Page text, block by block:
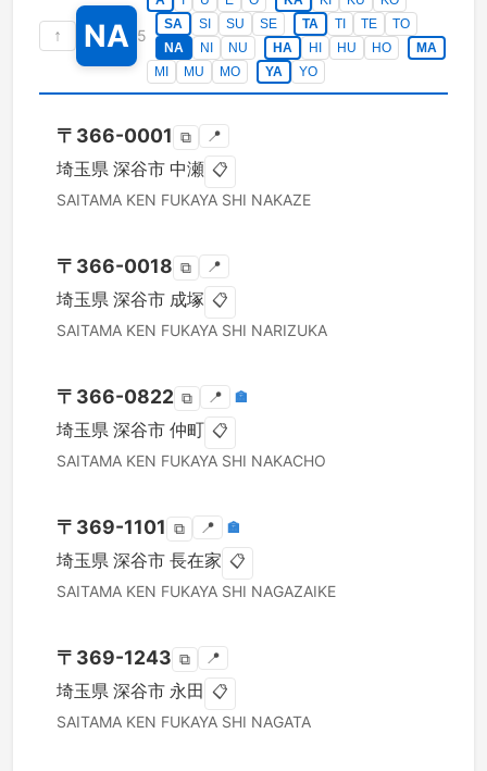
↑ NA 5
SA
SI SU SE TA TI TE
TO
NA
NI NU HA HI HU HO
MA
MI
MU MO YA YO
〒 366-0001 ⧉ 📍
埼玉県 深谷市 中瀬 📋
SAITAMA KEN FUKAYA SHI NAKAZE
〒 366-0018 ⧉ 📍
埼玉県 深谷市 成塚 📋
SAITAMA KEN FUKAYA SHI NARIZUKA
〒 366-0822 ⧉ 📍 🏣
埼玉県 深谷市 仲町 📋
SAITAMA KEN FUKAYA SHI NAKACHO
〒 369-1101 ⧉ 📍 🏣
埼玉県 深谷市 長在家 📋
SAITAMA KEN FUKAYA SHI NAGAZAIKE
〒 369-1243 ⧉ 📍
埼玉県 深谷市 永田 📋
SAITAMA KEN FUKAYA SHI NAGATA